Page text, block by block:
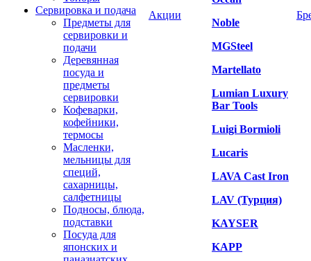
Сервировка и подача
Предметы для
сервировки и
подачи
Деревянная
посуда и
предметы
сервировки
Кофеварки,
кофейники,
термосы
Масленки,
мельницы для
специй,
сахарницы,
салфетницы
Подносы, блюда,
подставки
Посуда для
японских и
Акции
Noble
MGSteel
Martellato
Lumian Luxury
Bar Tools
Luigi Bormioli
Lucaris
LAVA Cast Iron
LAV (Турция)
KAYSER
KAPP